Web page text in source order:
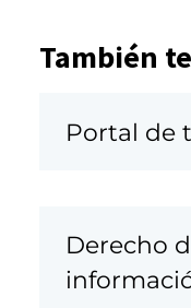
También
Portal de
Derecho